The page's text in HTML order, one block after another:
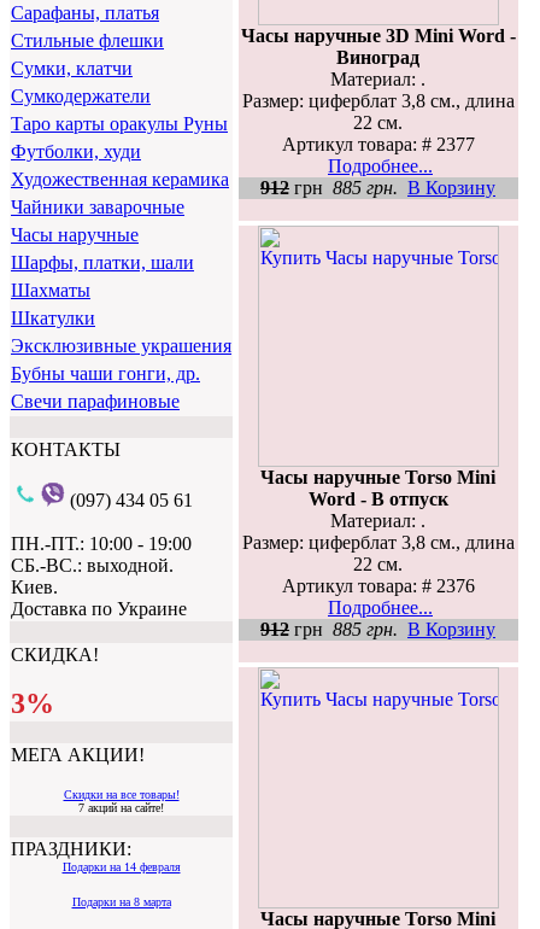
Сарафаны, платья
Стильные флешки
Сумки, клатчи
Сумкодержатели
Таро карты оракулы Руны
Футболки, худи
Художественная керамика
Чайники заварочные
Часы наручные
Шарфы, платки, шали
Шахматы
Шкатулки
Эксклюзивные украшения
Бубны чаши гонги, др.
Свечи парафиновые
КОНТАКТЫ
(097) 434 05 61
ПН.-ПТ.: 10:00 - 19:00
СБ.-ВС.: выходной.
Киев.
Доставка по Украине
СКИДКА!
3%
МЕГА АКЦИИ!
Скидки на все товары!
7 акций на сайте!
ПРАЗДНИКИ:
Подарки на 14 февраля
Подарки на 8 марта
Часы наручные 3D Mini Word -
Виноград
Материал: .
Размер: циферблат 3,8 см., длина
22 см.
Артикул товара: # 2377
Подробнее...
912 грн 885 грн. В Корзину
Часы наручные Torso Mini
Word - В отпуск
Материал: .
Размер: циферблат 3,8 см., длина
22 см.
Артикул товара: # 2376
Подробнее...
912 грн 885 грн. В Корзину
Часы наручные Torso Mini